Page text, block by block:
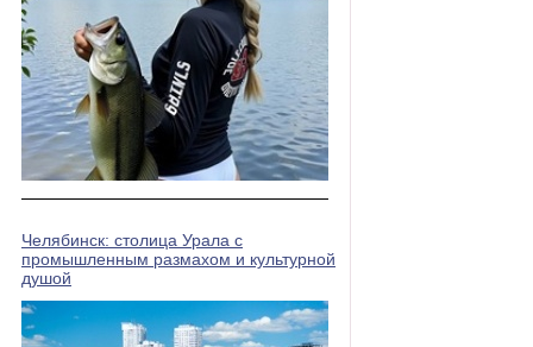
Челябинск: столица Урала с
промышленным размахом и культурной
душой